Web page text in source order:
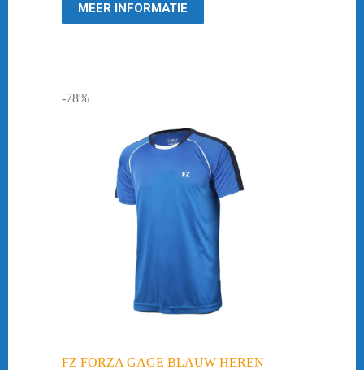
MEER INFORMATIE
-78%
FZ FORZA GAGE BLAUW HEREN